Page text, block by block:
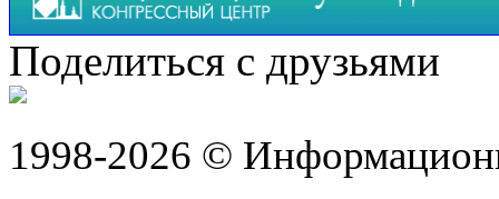
Поделиться с друзьями
1998-2026 ©